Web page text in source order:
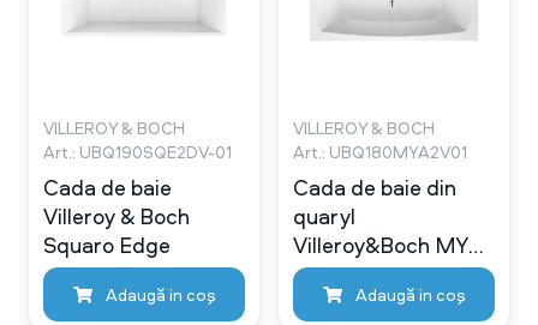
VILLEROY & BOCH
Art.: UBQ190SQE2DV-01
Cada de baie
Villeroy & Boch
Squaro Edge
Adaugă in coş
VILLEROY & BOCH
Art.: UBQ180MYA2V01
Cada de baie din
quaryl
Villeroy&Boch MY
ART 180X80
Adaugă in coş